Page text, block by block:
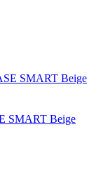
SMART Beige